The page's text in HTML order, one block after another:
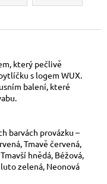
který pečlivě
s logem WUX.
balení, které
barvách provázku –
Tmavě červená,
hnědá, Béžová,
zelená, Neonová